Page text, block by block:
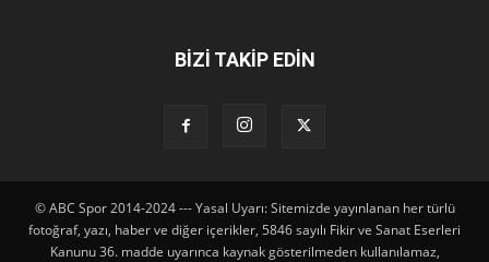
BİZİ TAKİP EDİN
© ABC Spor 2014-2024 --- Yasal Uyarı: Sitemizde yayınlanan her türlü
fotoğraf, yazı, haber ve diğer içerikler, 5846 sayılı Fikir ve Sanat Eserleri
Kanunu 36. madde uyarınca kaynak gösterilmeden kullanılamaz,